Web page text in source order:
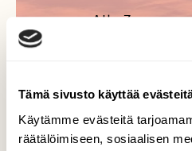
Tämä sivusto käyttää
Käytämme evästeitä
räätälöimiseen, sosiaalisen
Alk. 3